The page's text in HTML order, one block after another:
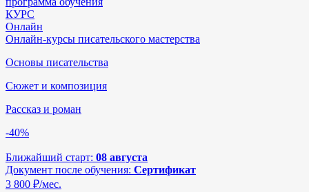
КУРС
Онлайн
Онлайн-курсы писательского мастерства
Основы писательства
Сюжет и композиция
Рассказ и роман
-40%
Ближайший старт: 08 августа
Документ после обучения: Сертификат
3 800 ₽/мес.